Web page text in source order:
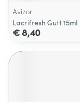
Avizor
Lacrifresh Gutt 15ml
€ 8,40